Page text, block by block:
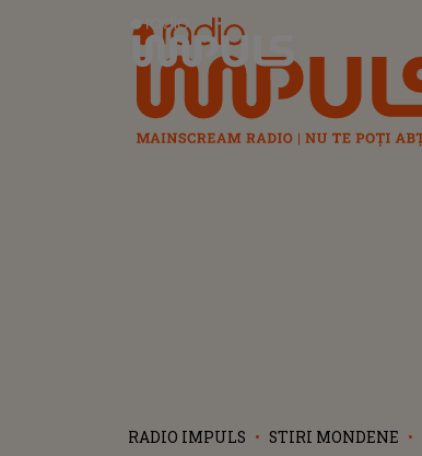
Radio Impuls
RADIO IMPULS STIRI MONDENE